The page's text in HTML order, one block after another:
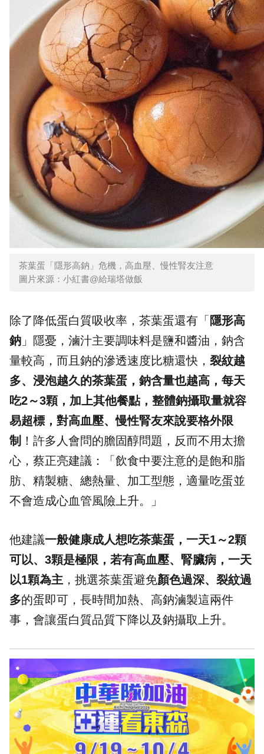
茶葉蛋「隱形高鈉」危機，高血壓、慢性腎友注意
圖片來源：小紅書@給瑞塔做飯
除了降低蛋白質吸收率，茶葉蛋還有「 隱形高
鈉 」隱憂，滷汁主要調味料是鹽和醬油，鈉含
量較高，而且鈉的滲透速度比糖還快， 裂紋越
多、浸泡越久的茶葉蛋，鈉含量也越高，每天
吃2～3顆，加上其他餐點，整體鈉攝取量就容
易超標，對高血壓、慢性腎友來說要格外限
制 ！許多人會問的膽固醇問題，反而不用太擔
心，蔡正亮建議：「飲食中要注意的是飽和脂
肪、精製糖、總熱量、加工型態，適量吃蛋並
不會造成心血管風險上升。」
他建議一般健康成人想吃茶葉蛋，一天1～2顆
可以、3顆是極限，若有高血壓、腎臟病，一天
以1顆為主 ，挑選茶葉蛋避免顏色過深、裂紋過
多的蛋即可，長時間加熱、高鈉滷製這兩件
事，會讓蛋白質品質下降以及鈉攝取上升。